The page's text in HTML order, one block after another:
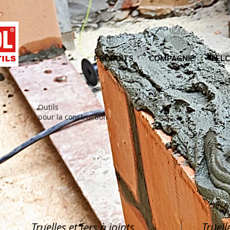
PRODUITS COMPAGNIE
Outils
pour la construction